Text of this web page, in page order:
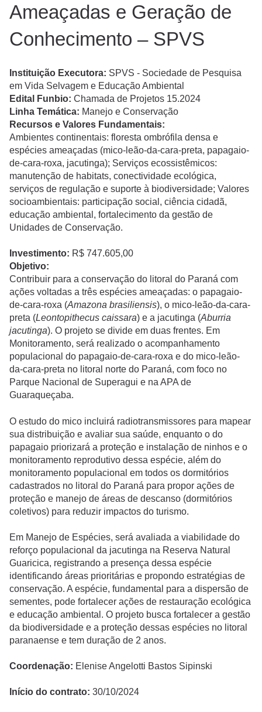
Ameaçadas e Geração de
Conhecimento – SPVS
Instituição Executora: SPVS - Sociedade de Pesquisa
em Vida Selvagem e Educação Ambiental
Edital Funbio: Chamada de Projetos 15.2024
Linha Temática: Manejo e Conservação
Recursos e Valores Fundamentais:
Ambientes continentais: floresta ombrófila densa e
espécies ameaçadas (mico-leão-da-cara-preta, papagaio-
de-cara-roxa, jacutinga); Serviços ecossistêmicos:
manutenção de habitats, conectividade ecológica,
serviços de regulação e suporte à biodiversidade; Valores
socioambientais: participação social, ciência cidadã,
educação ambiental, fortalecimento da gestão de
Unidades de Conservação.
Investimento: R$ 747.605,00
Objetivo:
Contribuir para a conservação do litoral do Paraná com
ações voltadas a três espécies ameaçadas: o papagaio-
de-cara-roxa (Amazona brasiliensis), o mico-leão-da-cara-
preta (Leontopithecus caissara) e a jacutinga (Aburria
jacutinga). O projeto se divide em duas frentes. Em
Monitoramento, será realizado o acompanhamento
populacional do papagaio-de-cara-roxa e do mico-leão-
da-cara-preta no litoral norte do Paraná, com foco no
Parque Nacional de Superagui e na APA de
Guaraqueçaba.
O estudo do mico incluirá radiotransmissores para mapear
sua distribuição e avaliar sua saúde, enquanto o do
papagaio priorizará a proteção e instalação de ninhos e o
monitoramento reprodutivo dessa espécie, além do
monitoramento populacional em todos os dormitórios
cadastrados no litoral do Paraná para propor ações de
proteção e manejo de áreas de descanso (dormitórios
coletivos) para reduzir impactos do turismo.
Em Manejo de Espécies, será avaliada a viabilidade do
reforço populacional da jacutinga na Reserva Natural
Guaricica, registrando a presença dessa espécie
identificando áreas prioritárias e propondo estratégias de
conservação. A espécie, fundamental para a dispersão de
sementes, pode fortalecer ações de restauração ecológica
e educação ambiental. O projeto busca fortalecer a gestão
da biodiversidade e a proteção dessas espécies no litoral
paranaense e tem duração de 2 anos.
Coordenação: Elenise Angelotti Bastos Sipinski
Início do contrato: 30/10/2024